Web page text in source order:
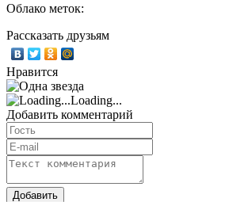
Облако меток:
Рассказать друзьям
Нравится
Loading...
Добавить комментарий